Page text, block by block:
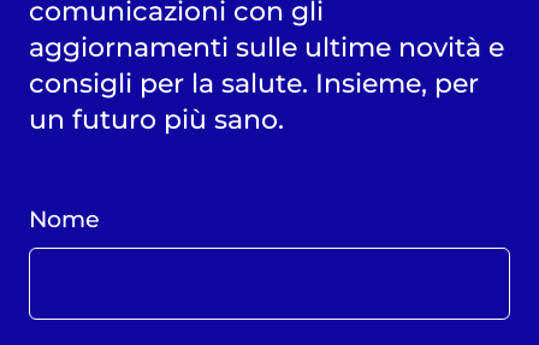
comunicazioni con gli
aggiornamenti sulle ultime novità e
consigli per la salute. Insieme, per
un futuro più sano.
Nome